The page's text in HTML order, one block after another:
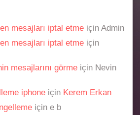
mesajları iptal etme için Admin
mesajları iptal etme için
mesajlarını görme için Nevin
iphone için Kerem Erkan
için e b